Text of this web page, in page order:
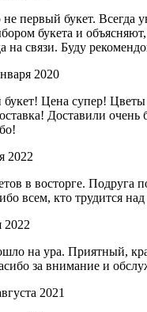
первый букет. Всегда
букета и объясняют,
на связи. Буду
2020
букет! Цена супер!
Доставили
2022
в восторге. Подруга
всем, кто трудится над
2022
на ура. Приятный,
за внимание и
2021